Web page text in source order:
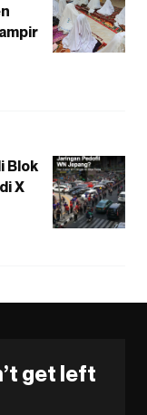
Blok
X
get left